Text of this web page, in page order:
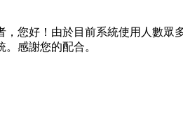
，您好！由於目前系統使用人數眾
。感謝您的配合。